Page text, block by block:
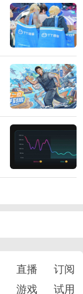
直播
订阅
游戏 试用